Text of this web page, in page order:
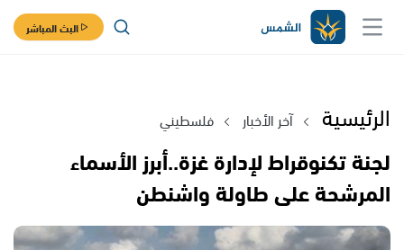
البث المباشر
الرئيسية آخر الأخبار فلسطيني
لجنة تكنوقراط لإدارة غزة..أبرز الأسماء
المرشحة على طاولة واشنطن